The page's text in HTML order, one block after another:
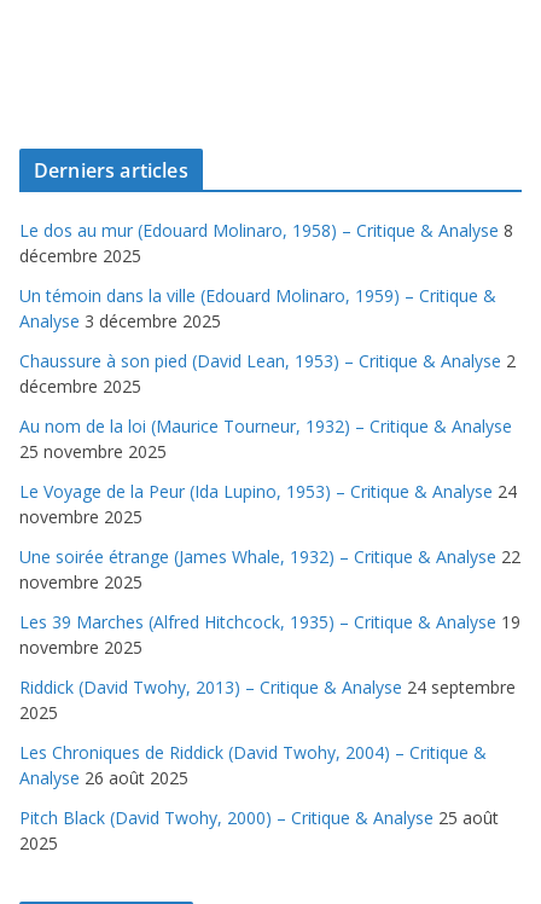
Derniers articles
Le dos au mur (Edouard Molinaro, 1958) – Critique & Analyse 8
décembre 2025
Un témoin dans la ville (Edouard Molinaro, 1959) – Critique &
Analyse 3 décembre 2025
Chaussure à son pied (David Lean, 1953) – Critique & Analyse 2
décembre 2025
Au nom de la loi (Maurice Tourneur, 1932) – Critique & Analyse
25 novembre 2025
Le Voyage de la Peur (Ida Lupino, 1953) – Critique & Analyse 24
novembre 2025
Une soirée étrange (James Whale, 1932) – Critique & Analyse 22
novembre 2025
Les 39 Marches (Alfred Hitchcock, 1935) – Critique & Analyse 19
novembre 2025
Riddick (David Twohy, 2013) – Critique & Analyse 24 septembre
2025
Les Chroniques de Riddick (David Twohy, 2004) – Critique &
Analyse 26 août 2025
Pitch Black (David Twohy, 2000) – Critique & Analyse 25 août
2025